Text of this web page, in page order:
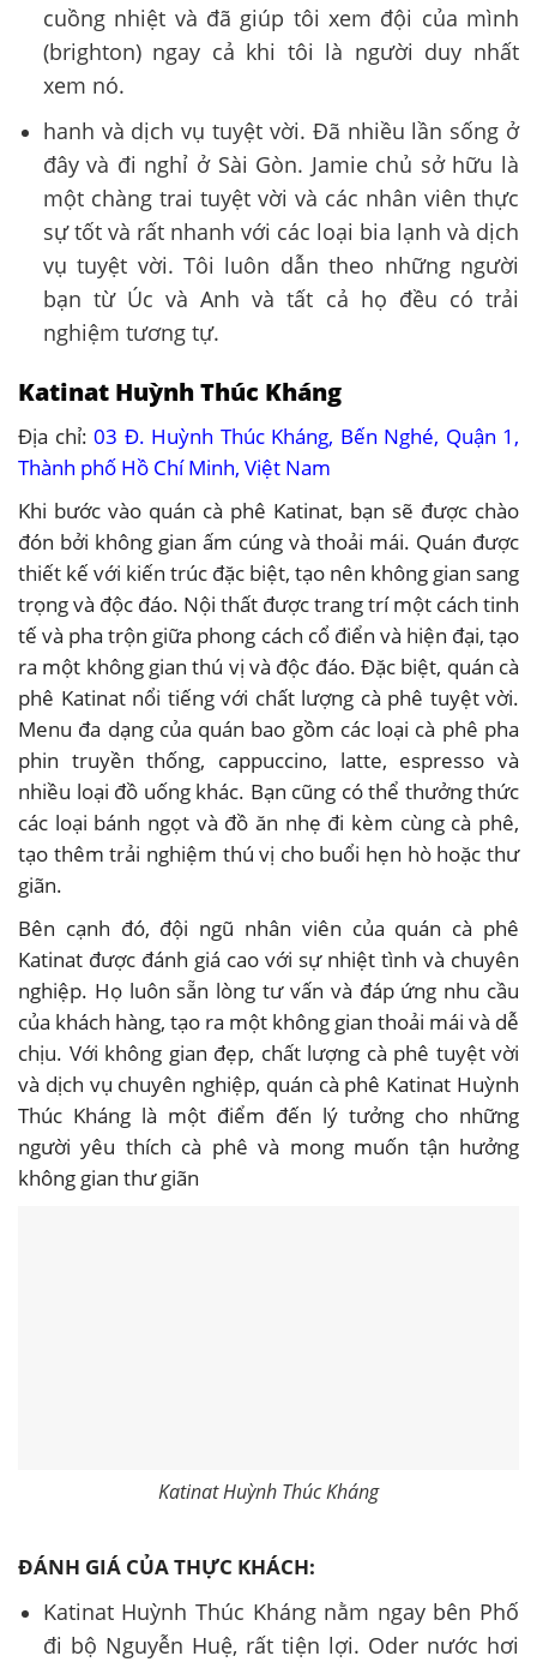
cuồng nhiệt và đã giúp tôi xem đội của mình
(brighton) ngay cả khi tôi là người duy nhất
xem nó.
hanh và dịch vụ tuyệt vời. Đã nhiều lần sống ở
đây và đi nghỉ ở Sài Gòn. Jamie chủ sở hữu là
một chàng trai tuyệt vời và các nhân viên thực
sự tốt và rất nhanh với các loại bia lạnh và dịch
vụ tuyệt vời. Tôi luôn dẫn theo những người
bạn từ Úc và Anh và tất cả họ đều có trải
nghiệm tương tự.
Katinat Huỳnh Thúc Kháng
Địa chỉ: 03 Đ. Huỳnh Thúc Kháng, Bến Nghé, Quận 1,
Thành phố Hồ Chí Minh, Việt Nam
Khi bước vào quán cà phê Katinat, bạn sẽ được chào
đón bởi không gian ấm cúng và thoải mái. Quán được
thiết kế với kiến trúc đặc biệt, tạo nên không gian sang
trọng và độc đáo. Nội thất được trang trí một cách tinh
tế và pha trộn giữa phong cách cổ điển và hiện đại, tạo
ra một không gian thú vị và độc đáo. Đặc biệt, quán cà
phê Katinat nổi tiếng với chất lượng cà phê tuyệt vời.
Menu đa dạng của quán bao gồm các loại cà phê pha
phin truyền thống, cappuccino, latte, espresso và
nhiều loại đồ uống khác. Bạn cũng có thể thưởng thức
các loại bánh ngọt và đồ ăn nhẹ đi kèm cùng cà phê,
tạo thêm trải nghiệm thú vị cho buổi hẹn hò hoặc thư
giãn.
Bên cạnh đó, đội ngũ nhân viên của quán cà phê
Katinat được đánh giá cao với sự nhiệt tình và chuyên
nghiệp. Họ luôn sẵn lòng tư vấn và đáp ứng nhu cầu
của khách hàng, tạo ra một không gian thoải mái và dễ
chịu. Với không gian đẹp, chất lượng cà phê tuyệt vời
và dịch vụ chuyên nghiệp, quán cà phê Katinat Huỳnh
Thúc Kháng là một điểm đến lý tưởng cho những
người yêu thích cà phê và mong muốn tận hưởng
không gian thư giãn
Katinat Huỳnh Thúc Kháng
ĐÁNH GIÁ CỦA THỰC KHÁCH:
Katinat Huỳnh Thúc Kháng nằm ngay bên Phố
đi bộ Nguyễn Huệ, rất tiện lợi. Oder nước hơi